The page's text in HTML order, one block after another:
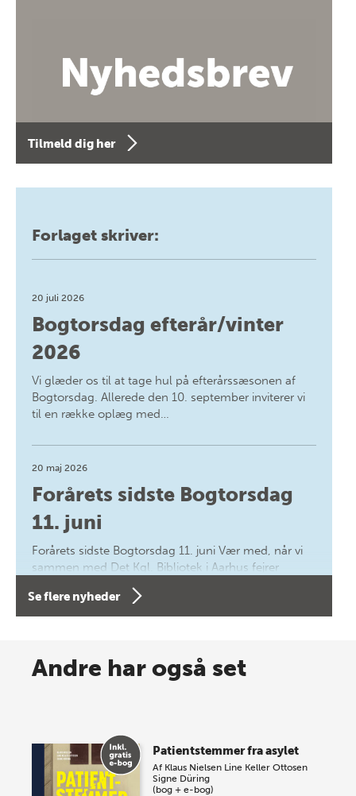
Tilmeld dig her
Forlaget skriver:
20 juli 2026
Bogtorsdag efterår/vinter
2026
Vi glæder os til at tage hul på efterårssæsonen af
Bogtorsdag. Allerede den 10. september inviterer vi
til en række oplæg med…
20 maj 2026
Forårets sidste Bogtorsdag
11. juni
Forårets sidste Bogtorsdag 11. juni Vær med, når vi
sammen med Det Kgl. Bibliotek i Aarhus fejrer
forfatterne bag vores nyes…
Spar op til 70% til sommer-
store sommer-lagersalg, så sæt kryds i kalenderen
onsdag den 10. j…
Se flere nyheder
Andre har også set
Patientstemmer fra asylet
Af Klaus Nielsen Line Keller Ottosen
Signe Düring
(bog + e-bog)